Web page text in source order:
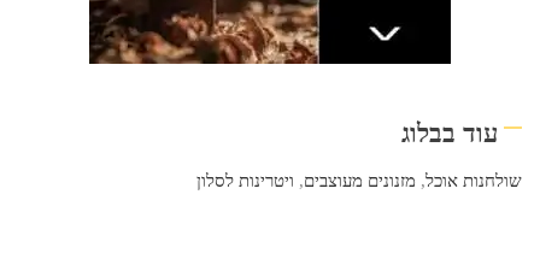
עוד בבלוג
שולחנות אוכל, מזנונים מעוצבים, ויטרינות לסלון